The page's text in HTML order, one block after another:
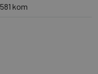
581 kom